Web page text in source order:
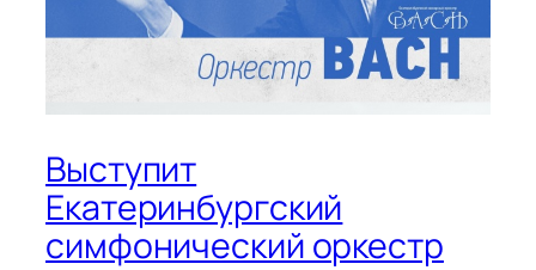
Выступит
Екатеринбургский
симфонический оркестр